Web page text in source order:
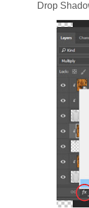
Drop